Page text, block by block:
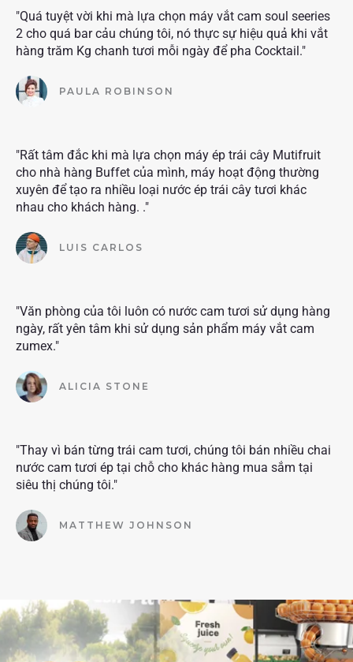
"Quá tuyệt vời khi mà lựa chọn máy vắt cam soul seeries
2 cho quá bar cảu chúng tôi, nó thực sự hiệu quả khi vắt
hàng trăm Kg chanh tươi mỗi ngày để pha Cocktail."
PAULA ROBINSON
"Rất tâm đắc khi mà lựa chọn máy ép trái cây Mutifruit
cho nhà hàng Buffet của mình, máy hoạt động thường
xuyên để tạo ra nhiều loại nước ép trái cây tươi khác
nhau cho khách hàng. ."
LUIS CARLOS
"Văn phòng của tôi luôn có nước cam tươi sử dụng hàng
ngày, rất yên tâm khi sử dụng sản phẩm máy vắt cam
zumex."
ALICIA STONE
"Thay vì bán từng trái cam tươi, chúng tôi bán nhiều chai
nước cam tươi ép tại chỗ cho khác hàng mua sắm tại
siêu thị chúng tôi."
MATTHEW JOHNSON